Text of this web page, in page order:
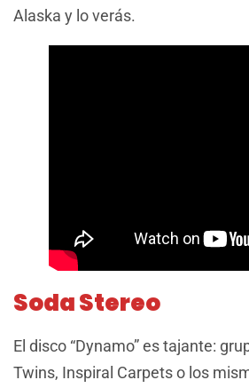
Alaska y lo verás.
Soda Stereo
El disco “Dynamo” es tajante:
Twins, Inspiral Carpets o los